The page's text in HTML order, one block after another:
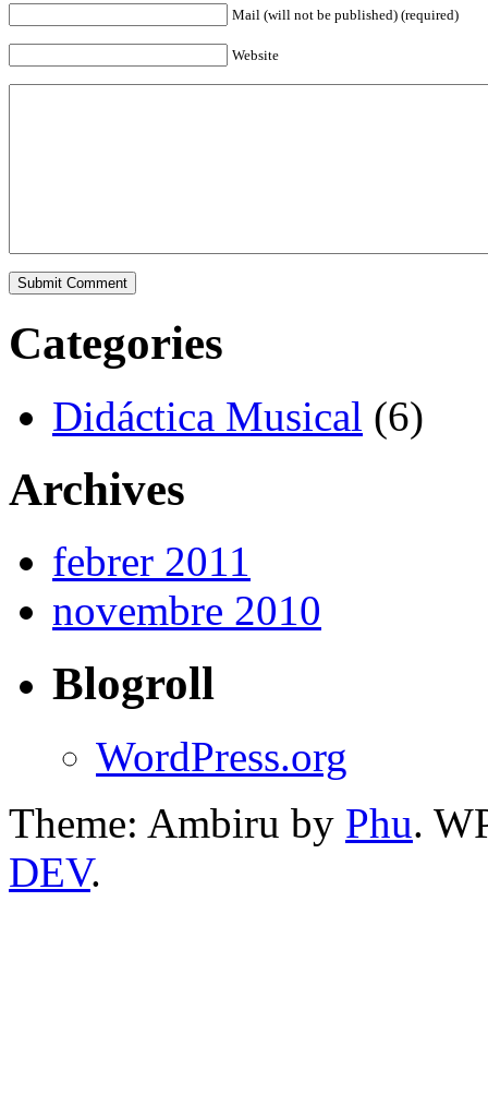
Mail (will not be published) (required)
Website
Categories
Didáctica Musical (6)
Archives
febrer 2011
novembre 2010
Blogroll
WordPress.org
Theme: Ambiru by Phu.
DEV.